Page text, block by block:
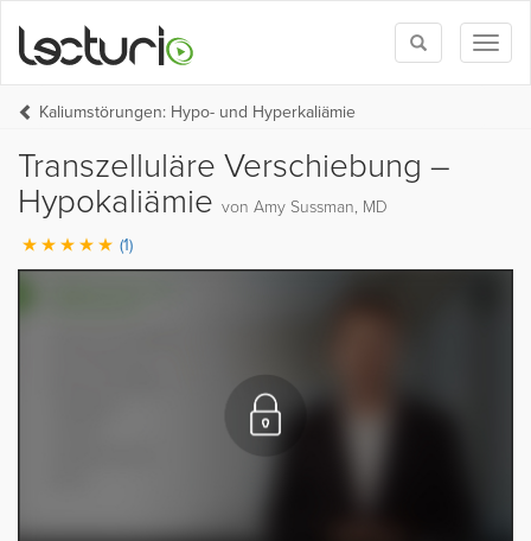
Toggle
search
Kaliumstörungen: Hypo- und Hyperkaliämie
Transzelluläre Verschiebung –
Hypokaliämie von Amy Sussman, MD
(1)